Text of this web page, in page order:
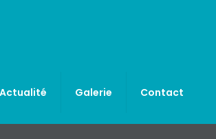
Actualité Galerie Contact